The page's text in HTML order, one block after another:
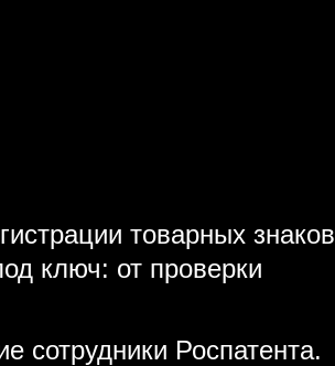
товарных знаков
ключ: от проверки
сотрудники Роспатента.